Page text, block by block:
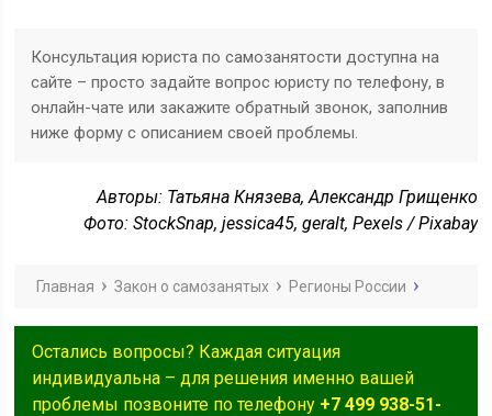
Консультация юриста по самозанятости доступна на
сайте – просто задайте вопрос юристу по телефону, в
онлайн-чате или закажите обратный звонок, заполнив
ниже форму с описанием своей проблемы.
Авторы: Татьяна Князева, Александр Грищенко
Фото: StockSnap, jessica45, geralt, Pexels / Pixabay
Главная Закон о самозанятых Регионы России
Остались вопросы? Каждая ситуация
индивидуальна – для решения именно вашей
проблемы позвоните по телефону +7 499 938-51-